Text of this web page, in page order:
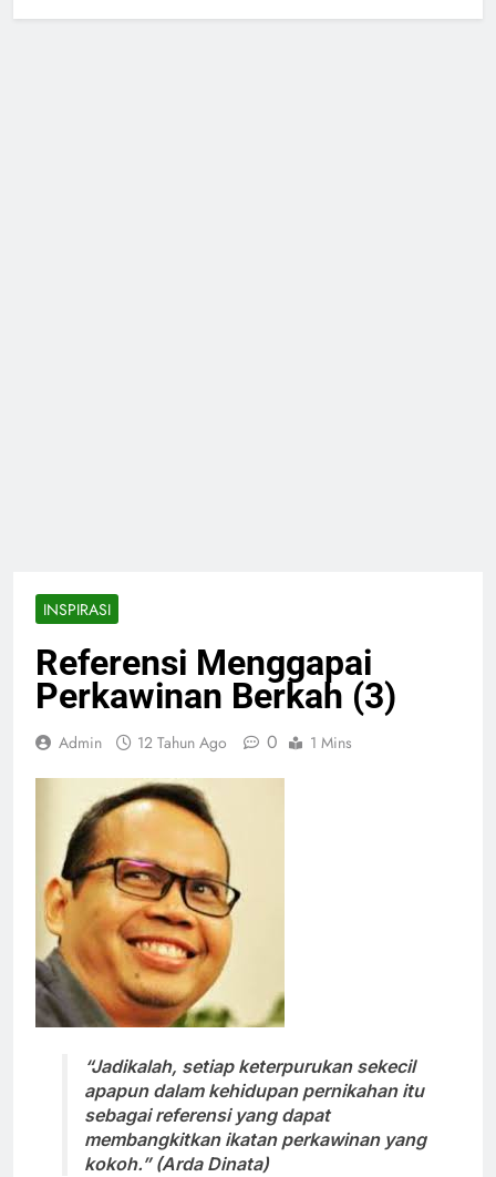
INSPIRASI
Referensi Menggapai
Perkawinan Berkah (3)
Admin 12 Tahun Ago 0 1 Mins
“Jadikalah, setiap keterpurukan sekecil
apapun dalam kehidupan pernikahan itu
sebagai referensi yang dapat
membangkitkan ikatan perkawinan yang
kokoh.” (Arda Dinata)